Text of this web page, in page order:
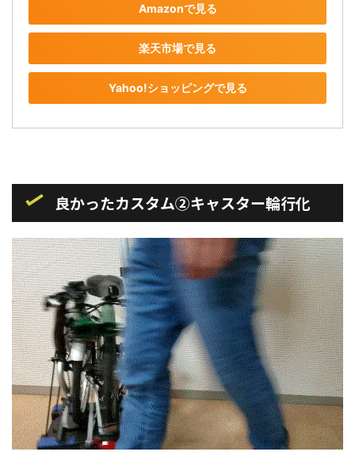
Amazonで見る
楽天市場で見る
Yahoo!ショッピングで見る
良かったカスタム②キャスター輪行化